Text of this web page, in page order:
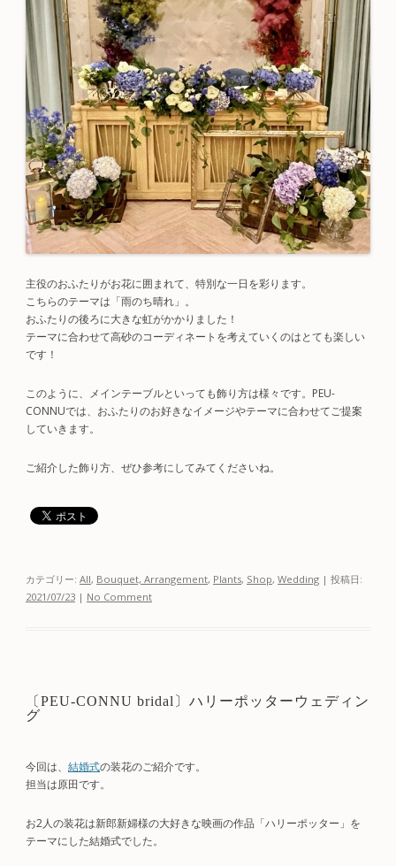
主役のおふたりがお花に囲まれて、特別な一日を彩ります。
こちらのテーマは「雨のち晴れ」。
おふたりの後ろに大きな虹がかかりました！
テーマに合わせて高砂のコーディネートを考えていくのはとても楽しい
です！
このように、メインテーブルといっても飾り方は様々です。PEU-
CONNUでは、おふたりのお好きなイメージやテーマに合わせてご提案
していきます。
ご紹介した飾り方、ぜひ参考にしてみてくださいね。
カテゴリー: All, Bouquet, Arrangement, Plants, Shop, Wedding | 投稿日:
2021/07/23 | No Comment
〔PEU-CONNU bridal〕ハリーポッターウェディン
グ
今回は、 結婚式の装花のご紹介です。
担当は原田です。
お2人の装花は新郎新婦様の大好きな映画の作品「ハリーポッター」を
テーマにした結婚式でした。